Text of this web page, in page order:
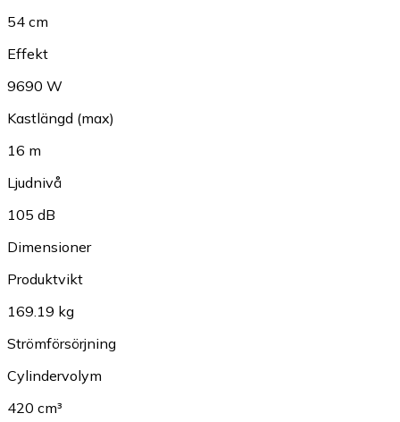
54 cm
Effekt
9690 W
Kastlängd (max)
16 m
Ljudnivå
105 dB
Dimensioner
Produktvikt
169.19 kg
Strömförsörjning
Cylindervolym
420 cm³